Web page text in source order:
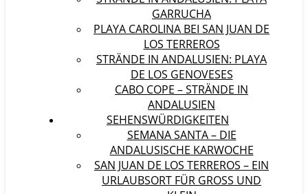
GARRUCHA
PLAYA CAROLINA BEI SAN JUAN DE
LOS TERREROS
STRÄNDE IN ANDALUSIEN: PLAYA
DE LOS GENOVESES
CABO COPE – STRÄNDE IN
ANDALUSIEN
SEHENSWÜRDIGKEITEN
SEMANA SANTA – DIE
ANDALUSISCHE KARWOCHE
SAN JUAN DE LOS TERREROS – EIN
URLAUBSORT FÜR GROSS UND K